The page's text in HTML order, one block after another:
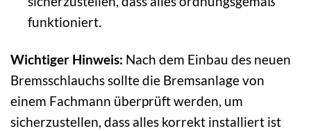
funktioniert.
Wichtiger Hinweis: Nach dem Einbau des neuen
Bremsschlauchs sollte die Bremsanlage von
einem Fachmann überprüft werden, um
sicherzustellen, dass alles korrekt installiert ist